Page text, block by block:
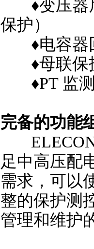
♦变压器
保护）
♦电容器
♦母联保
♦PT 监
完备的功能
足中高压配
需求，可以
整的保护测
管理和维护